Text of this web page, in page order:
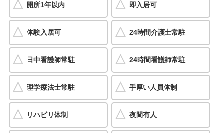
開所1年以内 即入居可
体験入居可 24時間介護士常駐
日中看護師常駐 24時間看護師常駐
理学療法士常駐 手厚い人員体制
リハビリ体制 夜間有人